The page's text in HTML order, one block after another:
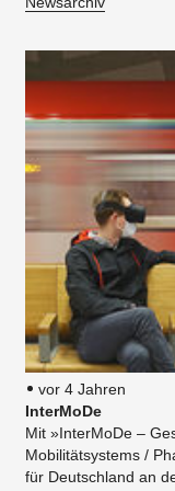
vor 4 Jahren
InterMoDe
Mit »InterMoDe –
Mobilitätsystems /
für Deutschland an